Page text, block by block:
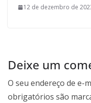
12 de dezembro de
Deixe um
O seu endereço de e-
obrigatórios são